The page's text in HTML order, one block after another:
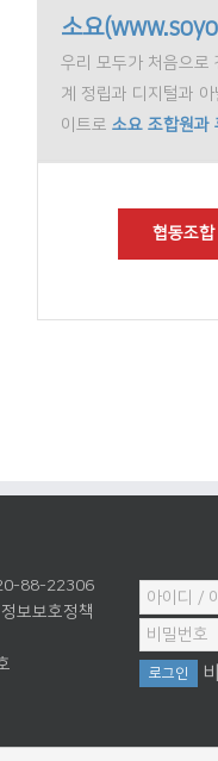
소요
우리 모두가 처음으로
계 정립과 디지털과
이트로 소요 조합원과
협동조
88-22306
보보호정책